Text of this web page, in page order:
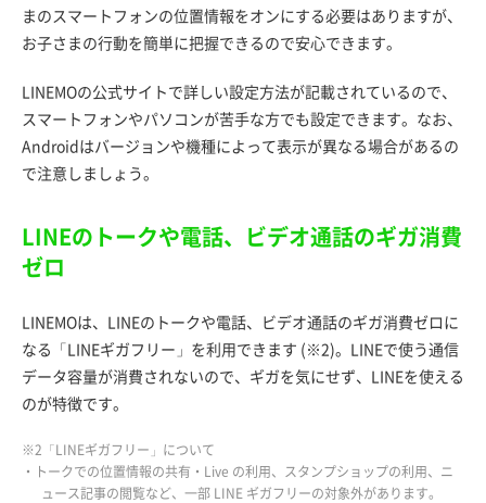
まのスマートフォンの位置情報をオンにする必要はありますが、
お子さまの行動を簡単に把握できるので安心できます。
LINEMOの公式サイトで詳しい設定方法が記載されているので、
スマートフォンやパソコンが苦手な方でも設定できます。なお、
Androidはバージョンや機種によって表示が異なる場合があるの
で注意しましょう。
LINEのトークや電話、ビデオ通話のギガ消費
ゼロ
LINEMOは、LINEのトークや電話、ビデオ通話のギガ消費ゼロに
なる「LINEギガフリー」を利用できます (※2)。LINEで使う通信
データ容量が消費されないので、ギガを気にせず、LINEを使える
のが特徴です。
※2「LINEギガフリー」について
・トークでの位置情報の共有・Live の利用、スタンプショップの利用、ニ
ュース記事の閲覧など、一部 LINE ギガフリーの対象外があります。